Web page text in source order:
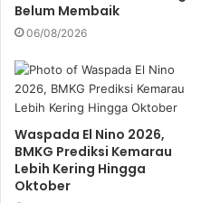
Belum Membaik
06/08/2026
Waspada El Nino 2026,
BMKG Prediksi Kemarau
Lebih Kering Hingga
Oktober